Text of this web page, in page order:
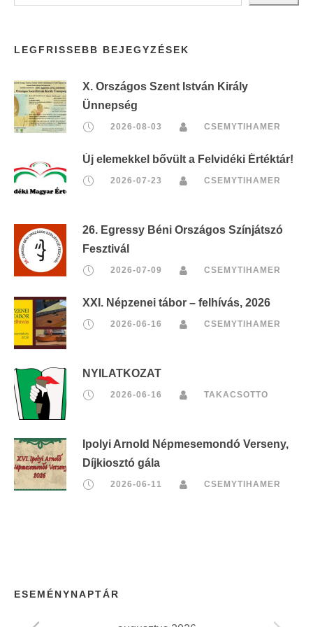
LEGFRISSEBB BEJEGYZÉSEK
X. Országos Szent István Király
Ünnepség
2026-08-03 CSEMYTIHAMER
Új elemekkel bővült a Felvidéki Értéktár!
2026-07-23 CSEMYTIHAMER
26. Egressy Béni Országos Színjátszó
Fesztivál
2026-07-09 CSEMYTIHAMER
XXI. Népzenei tábor – felhívás, 2026
2026-06-16 CSEMYTIHAMER
NYILATKOZAT
2026-06-16 TAKACSOTTO
Ipolyi Arnold Népmesemondó Verseny,
Díjkiosztó gála
2026-06-11 CSEMYTIHAMER
ESEMÉNYNAPTÁR